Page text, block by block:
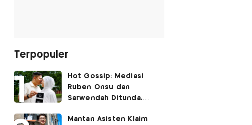
Terpopuler
Hot Gossip: Mediasi
Ruben Onsu dan
Sarwendah Ditunda,
Ketiga
Mantan Asisten Klaim